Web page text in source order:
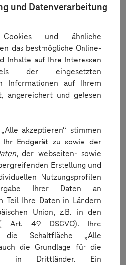
on the reserved device?
results
und Datenverarbeitung
und ähnliche
das bestmögliche Online-
Inhalte auf Ihre Interessen
der eingesetzten
Informationen auf Ihrem
angereichert und gelesen
akzeptieren“ stimmen
Endgerät zu sowie der
, der webseiten- sowie
Erstellung und
Nutzungsprofilen
Ihrer Daten an
Teil Ihre Daten in Ländern
Union, z.B. in den
Art. 49 DSGVO). Ihre
die Schaltfläche „Alle
die Grundlage für die
in Drittländer. Ein